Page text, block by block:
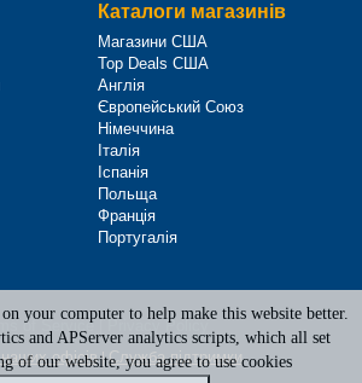
Каталоги магазинів
Магазини США
Top Deals США
Англія
Європейський Союз
Німеччина
Італія
Іспанія
Польща
Франція
Португалія
of Service
Privacy Policy
офісів|Служба підтримки
your computer to help make this website better.
and APServer analytics scripts, which all set
of our website, you agree to use cookies